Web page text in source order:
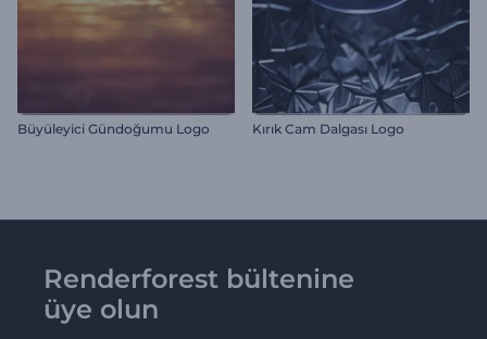
Büyüleyici Gündoğumu Logo Kırık Cam Dalgası Logo
Renderforest bültenine
üye olun